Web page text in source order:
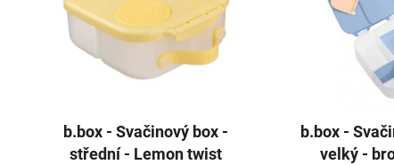
b.box - Svačinový box -
střední - Lemon twist
b.box -
velký -